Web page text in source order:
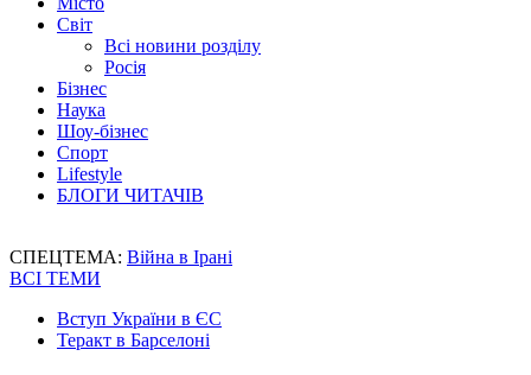
Світ
Всі новини розділу
Росія
Бізнес
Наука
Шоу-бізнес
Спорт
Lifestyle
БЛОГИ ЧИТАЧІВ
СПЕЦТЕМА: Війна в Ірані
ВСІ ТЕМИ
Вступ України в ЄС
Теракт в Барселоні